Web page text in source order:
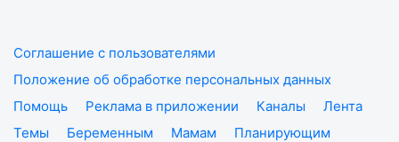
Соглашение с пользователями
Положение об обработке персональных данных
Помощь
Реклама в приложении Каналы
Лента
Темы
Беременным Мамам
Планирующим